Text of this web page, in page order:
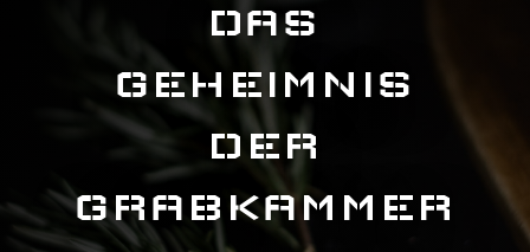
DAS
GEHEIMNIS
DER
GRABKAMMER